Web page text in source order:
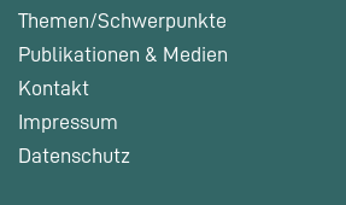
Themen/Schwerpunkte
Publikationen & Medien
Kontakt
Impressum
Datenschutz